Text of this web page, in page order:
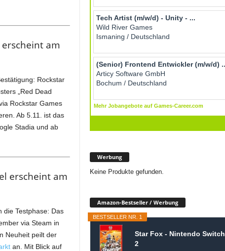
erscheint am
Rockstar
„Red Dead
Rockstar Games
Ab 5.11. ist das
Stadia und ab
erscheint am
die Testphase: Das
via Steam in
Neuheit peilt der
an. Mit Blick auf
Werbung
Keine Produkte gefunden.
Amazon-Bestseller / Werbung
BESTSELLER NR. 1
Star Fox - Nintendo Switch
2